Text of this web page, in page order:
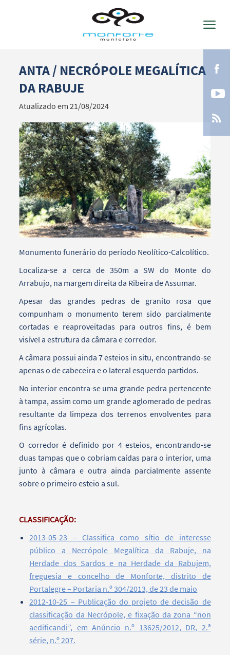
Termo de Pesquisa
Categorias gerais
Filtros
ANTA / NECRÓPOLE MEGALÍTICA
DA RABUJE
Atualizado em 21/08/2024
Monumento funerário do período Neolítico-Calcolítico.
Localiza-se a cerca de 350m a SW do Monte do
Arrabujo, na margem direita da Ribeira de Assumar.
Apesar das grandes pedras de granito rosa que
compunham o monumento terem sido parcialmente
cortadas e reaproveitadas para outros fins, é bem
visível a estrutura da câmara e corredor.
A câmara possui ainda 7 esteios in situ, encontrando-se
apenas o de cabeceira e o lateral esquerdo partidos.
No interior encontra-se uma grande pedra pertencente
à tampa, assim como um grande aglomerado de pedras
resultante da limpeza dos terrenos envolventes para
fins agrícolas.
O corredor é definido por 4 esteios, encontrando-se
duas tampas que o cobriam caídas para o interior, uma
junto à câmara e outra ainda parcialmente assente
sobre o primeiro esteio a sul.
CLASSIFICAÇÃO:
2013-05-23 – Classifica como sítio de interesse
público a Necrópole Megalítica da Rabuje, na
Herdade dos Sardos e na Herdade da Rabujem,
freguesia e concelho de Monforte, distrito de
Portalegre – Portaria n.º 304/2013, de 23 de maio
2012-10-25 – Publicação do projeto de decisão de
classificação da Necrópole, e fixação da zona “non
aedificandi”, em Anúncio n.º 13625/2012, DR, 2.ª
série, n.º 207.